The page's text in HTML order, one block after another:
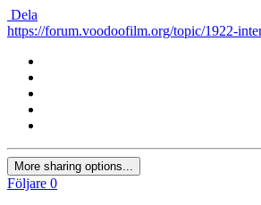
Dela
https://forum.voodoofilm.org/topic/1922-
More sharing options...
Följare 0